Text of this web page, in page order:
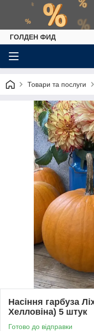
ГОЛДЕН ФИД
Товари та послуги
Насіння гарбуза
Хелловіна) 5 штук
Готово до відправки